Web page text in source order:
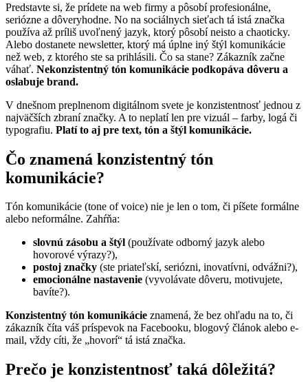
Predstavte si, že prídete na web firmy a pôsobí profesionálne,
seriózne a dôveryhodne. No na sociálnych sieťach tá istá značka
používa až príliš uvoľnený jazyk, ktorý pôsobí neisto a chaoticky.
Alebo dostanete newsletter, ktorý má úplne iný štýl komunikácie
než web, z ktorého ste sa prihlásili. Čo sa stane? Zákazník začne
váhať. Nekonzistentný tón komunikácie podkopáva dôveru a
oslabuje brand.
V dnešnom preplnenom digitálnom svete je konzistentnosť jednou z
najväčších zbraní značky. A to neplatí len pre vizuál – farby, logá či
typografiu. Platí to aj pre text, tón a štýl komunikácie.
Čo znamená konzistentný tón
komunikácie?
Tón komunikácie (tone of voice) nie je len o tom, či píšete formálne
alebo neformálne. Zahŕňa:
slovnú zásobu a štýl (používate odborný jazyk alebo
hovorové výrazy?),
postoj značky (ste priateľskí, seriózni, inovatívni, odvážni?),
emocionálne nastavenie (vyvolávate dôveru, motivujete,
bavíte?).
Konzistentný tón komunikácie znamená, že bez ohľadu na to, či
zákazník číta váš príspevok na Facebooku, blogový článok alebo e-
mail, vždy cíti, že „hovorí“ tá istá značka.
Prečo je konzistentnosť taká dôležitá?